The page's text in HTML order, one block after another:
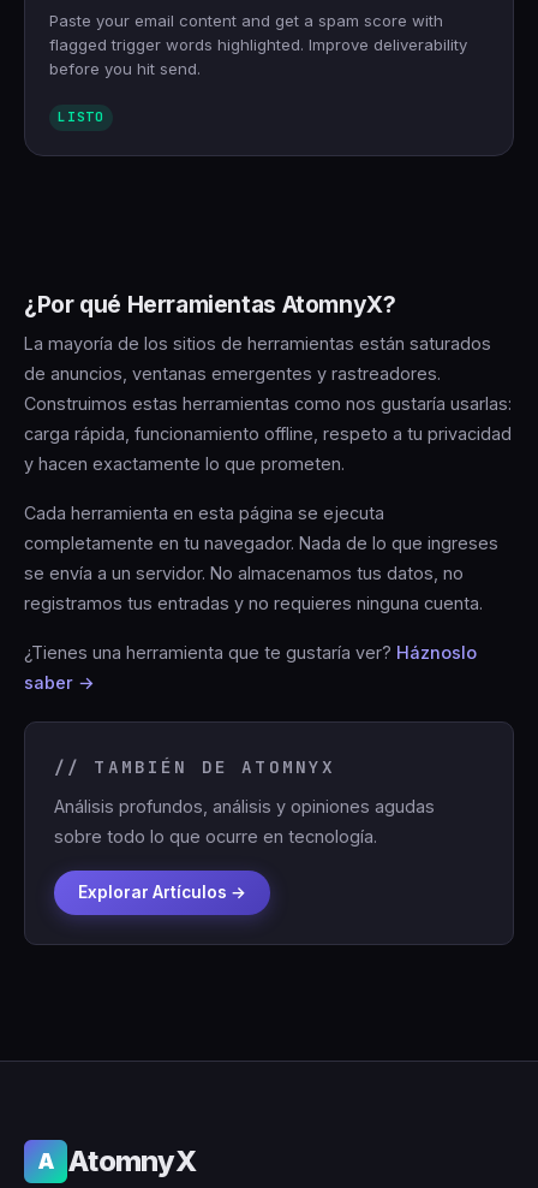
Paste your email content and get a spam score with
flagged trigger words highlighted. Improve deliverability
before you hit send.
LISTO
¿Por qué Herramientas AtomnyX?
La mayoría de los sitios de herramientas están saturados
de anuncios, ventanas emergentes y rastreadores.
Construimos estas herramientas como nos gustaría usarlas:
carga rápida, funcionamiento offline, respeto a tu privacidad
y hacen exactamente lo que prometen.
Cada herramienta en esta página se ejecuta
completamente en tu navegador. Nada de lo que ingreses
se envía a un servidor. No almacenamos tus datos, no
registramos tus entradas y no requieres ninguna cuenta.
¿Tienes una herramienta que te gustaría ver? Háznoslo
saber →
// TAMBIÉN DE ATOMNYX
Análisis profundos, análisis y opiniones agudas
sobre todo lo que ocurre en tecnología.
Explorar Artículos →
A AtomnyX